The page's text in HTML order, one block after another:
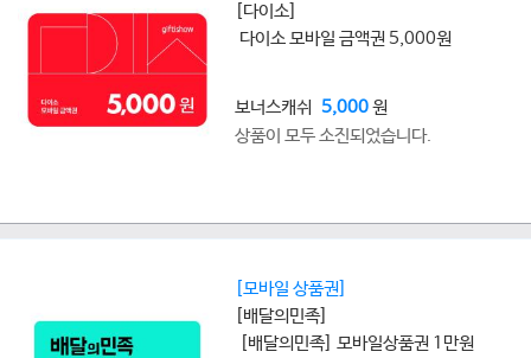
[다이소]
다이소 모바일 금액권 5,000원
보너스캐쉬 5,000원
상품이 모두 소진되었습니다.
[모바일 상품권]
[배달의민족]
[배달의민족] 모바일상품권 1만원